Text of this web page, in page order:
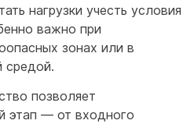
нагрузки учесть условия
важно при
зонах или в
средой.
позволяет
этап — от входного